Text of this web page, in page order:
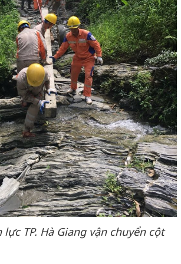
TP. Hà Giang vận chuyển cột